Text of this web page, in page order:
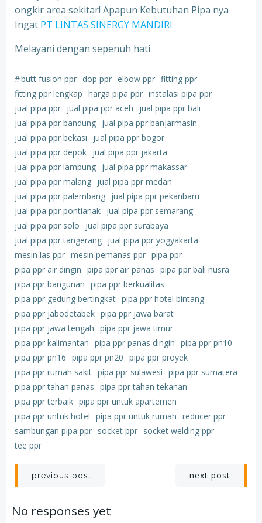
ongkir area sekitar! Apapun Kebutuhan Pipa nya
Ingat PT LINTAS SINERGY MANDIRI
Melayani dengan sepenuh hati
#butt fusion ppr dop ppr elbow ppr fitting ppr
fitting ppr lengkap harga pipa ppr instalasi pipa ppr
jual pipa ppr jual pipa ppr aceh
jual pipa ppr bali
jual pipa ppr bandung jual pipa ppr banjarmasin
jual pipa ppr bekasi
jual pipa ppr bogor
jual pipa ppr depok jual pipa ppr jakarta
jual pipa ppr lampung jual pipa ppr makassar
jual pipa ppr malang jual pipa ppr medan
jual pipa ppr palembang jual pipa ppr pekanbaru
jual pipa ppr pontianak jual pipa ppr semarang
jual pipa ppr solo
jual pipa ppr surabaya
jual pipa ppr tangerang jual pipa ppr yogyakarta
mesin las ppr mesin pemanas ppr pipa ppr
pipa ppr air dingin pipa ppr air panas pipa ppr bali nusra
pipa ppr bangunan pipa ppr berkualitas
pipa ppr gedung bertingkat pipa ppr hotel bintang
pipa ppr jabodetabek pipa ppr jawa barat
pipa ppr jawa tengah pipa ppr jawa timur
pipa ppr kalimantan pipa ppr panas dingin pipa ppr pn10
pipa ppr pn16 pipa ppr pn20 pipa ppr proyek
pipa ppr rumah sakit pipa ppr sulawesi pipa ppr sumatera
pipa ppr tahan panas pipa ppr tahan tekanan
pipa ppr terbaik pipa ppr untuk apartemen
pipa ppr untuk hotel pipa ppr untuk rumah reducer ppr
sambungan pipa ppr socket ppr socket welding ppr
tee ppr
Post
navigation
previous post next post
No responses yet